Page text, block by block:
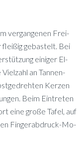
ver­gan­ge­nen Frei­
flei­ßig ge­bas­telt. Bei
ei­ni­ger El­
an Tan­nen­
Ker­zen
Beim Ein­tre­ten
eine gro­ße Ta­fel, auf
Fin­ger­ab­druck-Mo­